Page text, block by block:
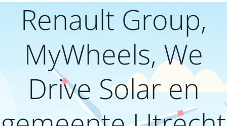
Renault Group,
MyWheels, We
Drive Solar en